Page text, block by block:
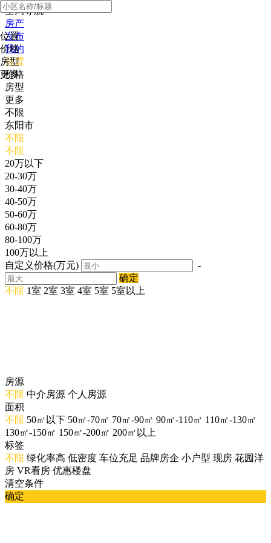
全局导航
房产
发布
我的
位置
价格
房型
更多
位置
价格
房型
更多
不限
东阳市
不限
不限
20万以下
20-30万
30-40万
40-50万
50-60万
60-80万
80-100万
100万以上
自定义价格(万元)
-
确定
不限 1室 2室 3室 4室 5室 5室以上
房源
不限 中介房源 个人房源
面积
不限 50㎡以下 50㎡-70㎡ 70㎡-90㎡ 90㎡-110㎡ 110㎡-130㎡
130㎡-150㎡ 150㎡-200㎡ 200㎡以上
标签
不限 绿化率高 低密度 车位充足 品牌房企 小户型 现房 花园洋
房 VR看房 优惠楼盘
清空条件
确定